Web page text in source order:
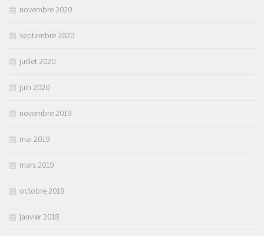
novembre 2020
septembre 2020
juillet 2020
juin 2020
novembre 2019
mai 2019
mars 2019
octobre 2018
janvier 2018